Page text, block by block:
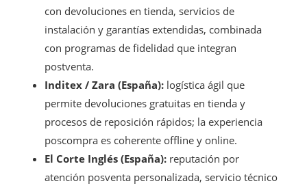
con devoluciones en tienda, servicios de
instalación y garantías extendidas, combinada
con programas de fidelidad que integran
postventa.
Inditex / Zara (España): logística ágil que
permite devoluciones gratuitas en tienda y
procesos de reposición rápidos; la experiencia
poscompra es coherente offline y online.
El Corte Inglés (España): reputación por
atención posventa personalizada, servicio técnico